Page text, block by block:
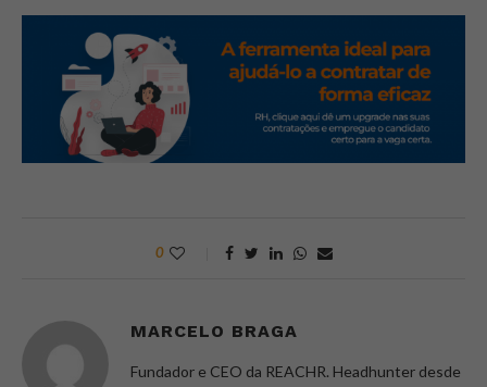
0
MARCELO BRAGA
Fundador e CEO da REACHR. Headhunter desde